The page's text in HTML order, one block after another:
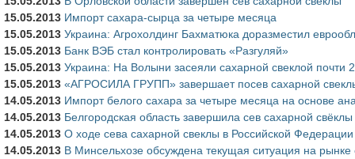
15.05.2013 Импорт сахара-сырца за четыре месяца
15.05.2013 Украина: Агрохолдинг Бахматюка доразместил
15.05.2013 Банк ВЭБ стал контролировать «Разгуляй»
15.05.2013 Украина: На Волыни засеяли сахарной свеклой почти
15.05.2013 «АГРОСИЛА ГРУПП» завершает посев сахарной
14.05.2013 Импорт белого сахара за четыре месяца на основе
14.05.2013 Белгородская область завершила сев сахарной свёклы
14.05.2013 О ходе сева сахарной свеклы в Российской Федерации
14.05.2013 В Минсельхозе обсуждена текущая ситуация на рынке